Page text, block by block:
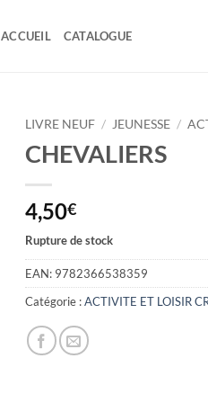
ACCUEIL CATALOGUE
LIVRE NEUF / JEUNESSE /
CHEVALIERS
4,50€
Rupture de stock
EAN: 9782366538359
Catégorie :ACTIVITE ET LOISIR